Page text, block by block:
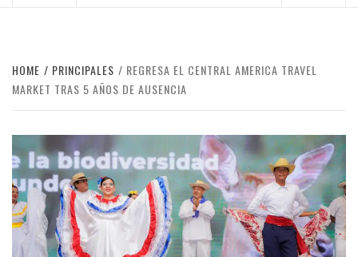
HOME PRINCIPALES
REGRESA EL CENTRAL AMERICA TRAVEL
MARKET TRAS 5 AÑOS DE AUSENCIA